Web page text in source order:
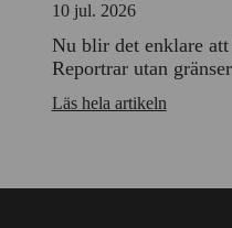
10 jul. 2026
Nu blir det enklare
Reportrar utan gränser
Läs hela artikeln